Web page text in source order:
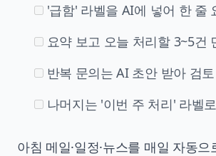
'급함' 라벨을 AI에 넣어 한 줄
요약 보고 오늘 처리할 3~5건
반복 문의는 AI 초안 받아 검
나머지는 '이번 주 처리' 라벨
아침 메일·일정·뉴스를 매일 자동